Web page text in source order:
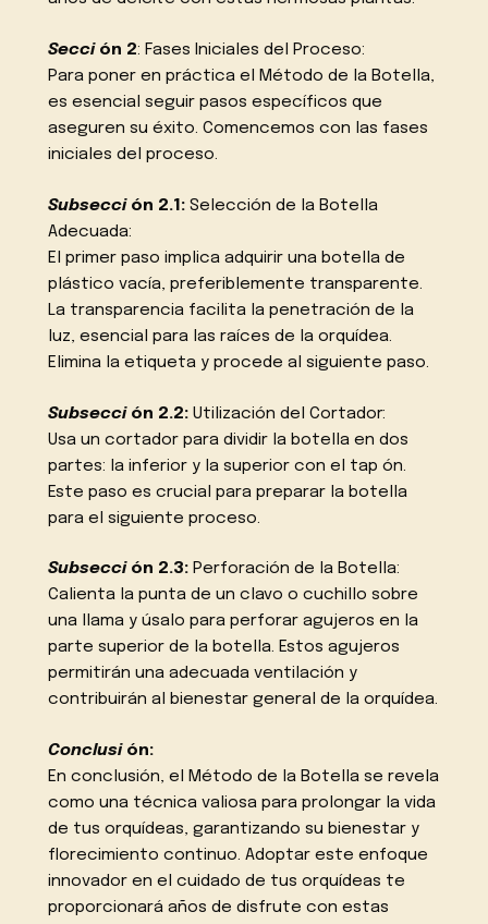
Sección 2: Fases Iniciales del Proceso:
Para poner en práctica el Método de la Botella,
es esencial seguir pasos específicos que
aseguren su éxito. Comencemos con las fases
iniciales del proceso.
Subsección 2.1: Selección de la Botella
Adecuada:
El primer paso implica adquirir una botella de
plástico vacía, preferiblemente transparente.
La transparencia facilita la penetración de la
luz, esencial para las raíces de la orquídea.
Elimina la etiqueta y procede al siguiente paso.
Subsección 2.2: Utilización del Cortador:
Usa un cortador para dividir la botella en dos
partes: la inferior y la superior con el tap ón.
Este paso es crucial para preparar la botella
para el siguiente proceso.
Subsección 2.3: Perforación de la Botella:
Calienta la punta de un clavo o cuchillo sobre
una llama y úsalo para perforar agujeros en la
parte superior de la botella. Estos agujeros
permitirán una adecuada ventilación y
contribuirán al bienestar general de la orquídea.
Conclusión:
En conclusión, el Método de la Botella se revela
como una técnica valiosa para prolongar la vida
de tus orquídeas, garantizando su bienestar y
florecimiento continuo. Adoptar este enfoque
innovador en el cuidado de tus orquídeas te
proporcionará años de disfrute con estas